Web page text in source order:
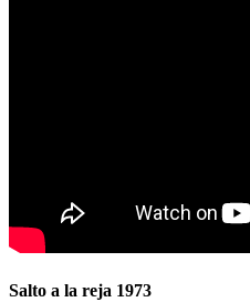
Salto a la reja 1973